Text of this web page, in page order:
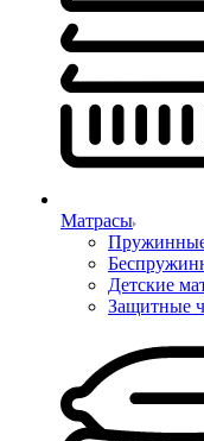
Матрасы
Детские
Защитные